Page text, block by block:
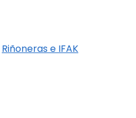
Riñoneras e IFAK